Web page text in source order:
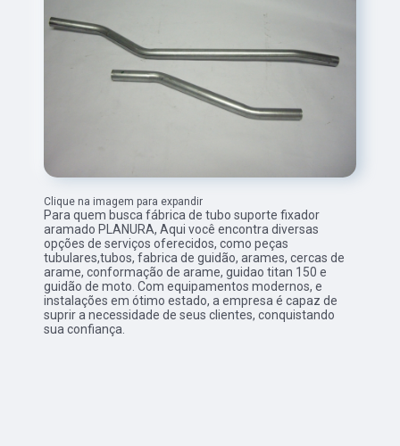
Clique na imagem para expandir
Para quem busca fábrica de tubo suporte fixador
aramado PLANURA, Aqui você encontra diversas
opções de serviços oferecidos, como peças
tubulares,tubos, fabrica de guidão, arames, cercas de
arame, conformação de arame, guidao titan 150 e
guidão de moto. Com equipamentos modernos, e
instalações em ótimo estado, a empresa é capaz de
suprir a necessidade de seus clientes, conquistando
sua confiança.